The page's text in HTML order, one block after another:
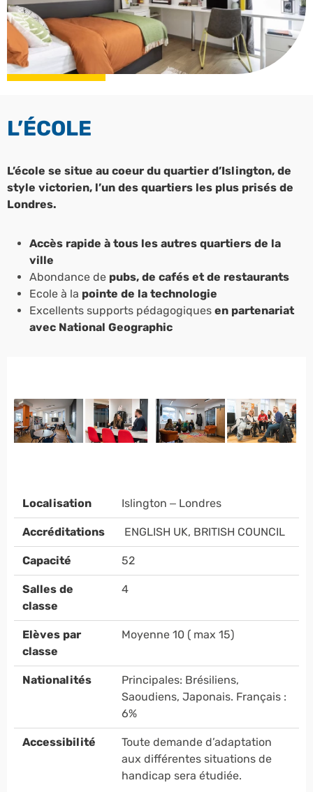
L’ÉCOLE
L’école se situe au coeur du quartier d’Islington, de
style victorien, l’un des quartiers les plus prisés de
Londres.
Accès rapide à tous les autres quartiers de la
ville
Abondance de pubs, de cafés et de restaurants
Ecole à la pointe de la technologie
Excellents supports pédagogiques en partenariat
avec National Geographic
Localisation Islington – Londres
Accréditations ENGLISH UK, BRITISH COUNCIL
Capacité 52
Salles de
classe
4
Elèves par
classe
Moyenne 10 ( max 15)
Nationalités
Principales: Brésiliens,
Saoudiens, Japonais. Français :
6%
Accessibilité
Toute demande d’adaptation
aux différentes situations de
handicap sera étudiée.